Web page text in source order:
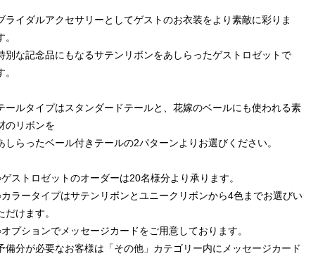
ライダルアクセサリーとしてゲストのお衣装をより素敵に彩りま
。
別な記念品にもなるサテンリボンをあしらったゲストロゼットで
。
ールタイプはスタンダードテールと、花嫁のベールにも使われる素
のリボンを
しらったベール付きテールの2パターンよりお選びください。
ゲストロゼットのオーダーは20名様分より承ります。
カラータイプはサテンリボンとユニークリボンから4色までお選びい
だけます。
オプションでメッセージカードをご用意しております。
備分が必要なお客様は「その他」カテゴリー内にメッセージカード